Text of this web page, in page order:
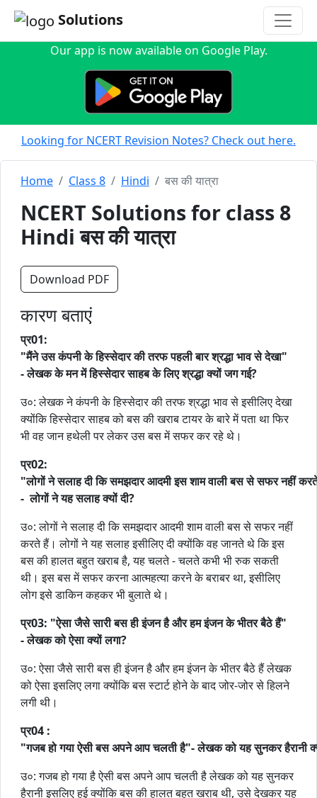
Solutions
Our app is now available on Google Play.
Looking for NCERT Revision Notes? Check out here.
Home Class 8 Hindi बस की यात्रा
NCERT Solutions for class 8
Hindi बस की यात्रा
Download PDF
कारण बताएं
प्र01:
"मैंनेउसकंपनीकेहिस्सेदारकीतरफपहलीबारश्रद्धाभावसेदेखा"
-लेखककेमनमेंहिस्सेदारसाहबकेलिएश्रद्धाक्योंजगगई?
उ०: लेखक ने कंपनी के हिस्सेदार की तरफ श्रद्धा भाव से इसीलिए देखा
क्योंकि हिस्सेदार साहब को बस की खराब टायर के बारे में पता था फिर
भी वह जान हथेली पर लेकर उस बस में सफर कर रहे थे।
प्र02:
"लोगोंनेसलाहदीकिसमझदारआदमीइसशामवालीबससेसफरनहीं
-लोगोंनेयहसलाहक्योंदी?
उ०: लोगों ने सलाह दी कि समझदार आदमी शाम वाली बस से सफर नहीं
करते हैं। लोगों ने यह सलाह इसीलिए दी क्योंकि वह जानते थे कि इस
बस की हालत बहुत खराब है, यह चलते - चलते कभी भी रुक सकती
थी। इस बस में सफर करना आत्महत्या करने के बराबर था, इसीलिए
लोग इसे डाकिन कहकर भी बुलाते थे।
प्र03: "ऐसाजैसेसारीबसहीइंजनहैऔरहमइंजनकेभीतरबैठेहैं"
-लेखककोऐसाक्योंलगा?
उ०: ऐसा जैसे सारी बस ही इंजन है और हम इंजन के भीतर बैठे हैं लेखक
को ऐसा इसलिए लगा क्योंकि बस स्टार्ट होने के बाद जोर-जोर से हिलने
लगी थी।
प्र04 :
"गजबहोगयाऐसीबसअपनेआपचलतीहै"-लेखककोयहसुनकरहैरानी
उ०: गजब हो गया है ऐसी बस अपने आप चलती है लेखक को यह सुनकर
हैरानी इसलिए हुई क्योंकि बस की हालत बहुत खराब थी, उसे देखकर यह